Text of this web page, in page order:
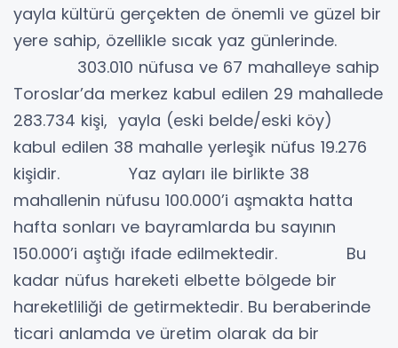
yayla kültürü gerçekten de önemli ve güzel bir
yere sahip, özellikle sıcak yaz günlerinde.
303.010 nüfusa ve 67 mahalleye sahip
Toroslar’da merkez kabul edilen 29 mahallede
283.734 kişi, yayla (eski belde/eski köy)
kabul edilen 38 mahalle yerleşik nüfus 19.276
kişidir. Yaz ayları ile birlikte 38
mahallenin nüfusu 100.000’i aşmakta hatta
hafta sonları ve bayramlarda bu sayının
150.000’i aştığı ifade edilmektedir. Bu
kadar nüfus hareketi elbette bölgede bir
hareketliliği de getirmektedir. Bu beraberinde
ticari anlamda ve üretim olarak da bir